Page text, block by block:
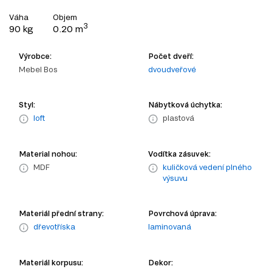
Váha
90 kg
Objem
0.20 m3
Výrobce:
Mebel Bos
Počet dveří:
dvoudveřové
Styl:
loft
Nábytková úchytka:
plastová
Material nohou:
MDF
Vodítka zásuvek:
kuličková vedení plného
výsuvu
Materiál přední strany:
dřevotříska
Povrchová úprava:
laminovaná
Materiál korpusu:
Dekor: